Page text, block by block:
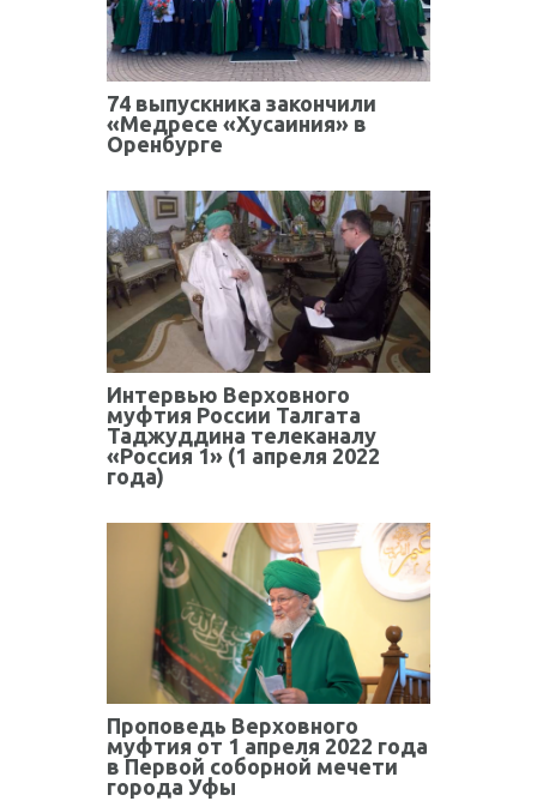
74 выпускника закончили
«Медресе «Хусаиния» в
Оренбурге
Интервью Верховного
муфтия России Талгата
Таджуддина телеканалу
«Россия 1» (1 апреля 2022
года)
Проповедь Верховного
муфтия от 1 апреля 2022 года
в Первой соборной мечети
города Уфы